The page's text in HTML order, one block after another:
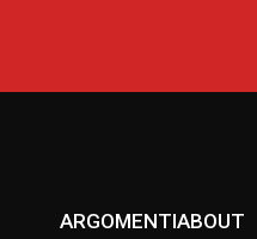
ARGOMENTIABOUT